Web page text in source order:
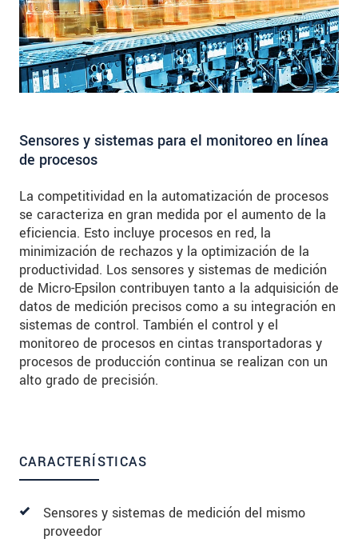
Sensores y sistemas para el monitoreo en línea
de procesos
La competitividad en la automatización de procesos
se caracteriza en gran medida por el aumento de la
eficiencia. Esto incluye procesos en red, la
minimización de rechazos y la optimización de la
productividad. Los sensores y sistemas de medición
de Micro-Epsilon contribuyen tanto a la adquisición de
datos de medición precisos como a su integración en
sistemas de control. También el control y el
monitoreo de procesos en cintas transportadoras y
procesos de producción continua se realizan con un
alto grado de precisión.
CARACTERÍSTICAS
Sensores y sistemas de medición del mismo
proveedor